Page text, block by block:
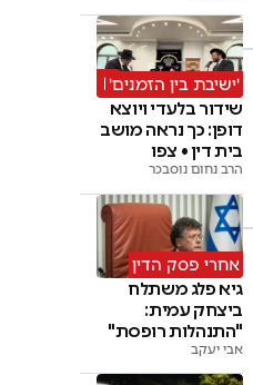
'ישיבת בין הזמנים'
שידור בלעדי ויוצא
דופן: כך נראה מושב
בית דין • צפו
הרב נחום נוסבכר
אחרי פסק הדין
גיא פלג משתלח
ביצחק עמית:
"התנהלות רופסת"
אבי יעקב